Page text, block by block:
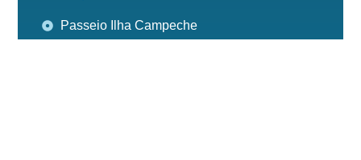
Passeio Ilha Campeche